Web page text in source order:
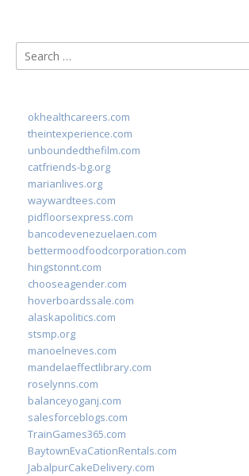
Search
for:
okhealthcareers.com
theintexperience.com
unboundedthefilm.com
catfriends-bg.org
marianlives.org
waywardtees.com
pidfloorsexpress.com
bancodevenezuelaen.com
bettermoodfoodcorporation.com
hingstonnt.com
chooseagender.com
hoverboardssale.com
alaskapolitics.com
stsmp.org
manoelneves.com
mandelaeffectlibrary.com
roselynns.com
balanceyoganj.com
salesforceblogs.com
TrainGames365.com
BaytownEvaCationRentals.com
JabalpurCakeDelivery.com